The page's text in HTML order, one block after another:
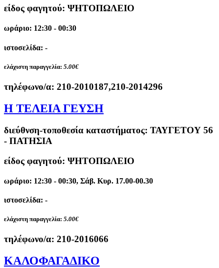
είδος φαγητού: ΨΗΤΟΠΩΛΕΙΟ
ωράριο: 12:30 - 00:30
ιστοσελίδα: -
ελάχιστη παραγγελία: 5.00€
τηλέφωνο/α: 210-2010187,210-2014296
Η ΤΕΛΕΙΑ ΓΕΥΣΗ
διεύθνση-τοποθεσία καταστήματος: ΤΑΥΓΕΤΟΥ 56
- ΠΑΤΗΣΙΑ
είδος φαγητού: ΨΗΤΟΠΩΛΕΙΟ
ωράριο: 12:30 - 00:30, Σάβ. Κυρ. 17.00-00.30
ιστοσελίδα: -
ελάχιστη παραγγελία: 5.00€
τηλέφωνο/α: 210-2016066
ΚΑΛΟΦΑΓΑΔΙΚΟ